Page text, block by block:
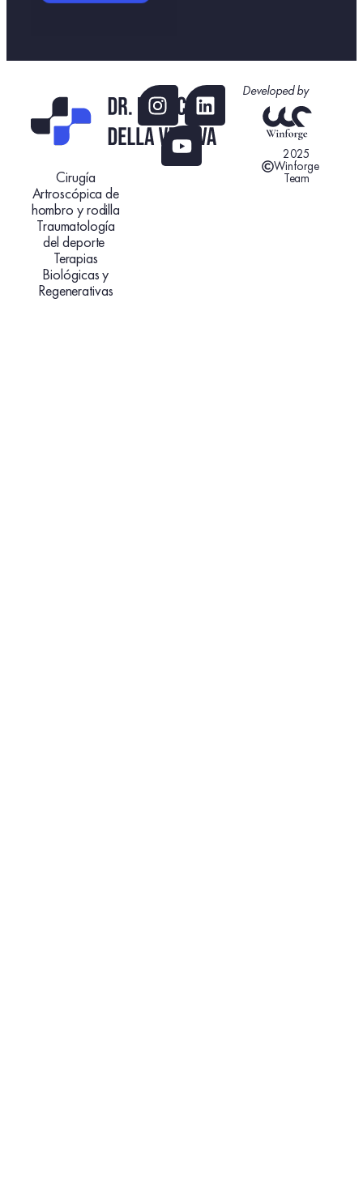
Cirugía
Artroscópica de
hombro y rodilla
Traumatología
del deporte
Terapias
Biológicas y
Regenerativas
Developed by
2025
Winforge
Team